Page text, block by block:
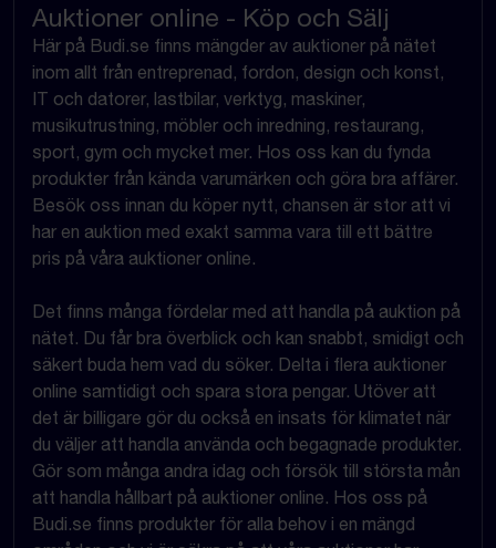
Auktioner online - Köp och Sälj
Här på Budi.se finns mängder av auktioner på nätet
inom allt från entreprenad, fordon, design och konst,
IT och datorer, lastbilar, verktyg, maskiner,
musikutrustning, möbler och inredning, restaurang,
sport, gym och mycket mer. Hos oss kan du fynda
produkter från kända varumärken och göra bra affärer.
Besök oss innan du köper nytt, chansen är stor att vi
har en auktion med exakt samma vara till ett bättre
pris på våra auktioner online.
Det finns många fördelar med att handla på auktion på
nätet. Du får bra överblick och kan snabbt, smidigt och
säkert buda hem vad du söker. Delta i flera auktioner
online samtidigt och spara stora pengar. Utöver att
det är billigare gör du också en insats för klimatet när
du väljer att handla använda och begagnade produkter.
Gör som många andra idag och försök till största mån
att handla hållbart på auktioner online. Hos oss på
Budi.se finns produkter för alla behov i en mängd